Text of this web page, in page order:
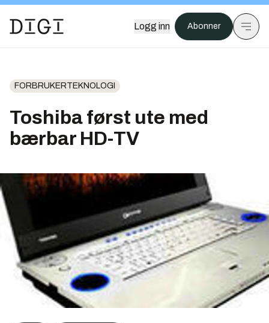
Logg inn Abonner
FORBRUKERTEKNOLOGI
Toshiba først ute med
bærbar HD-TV